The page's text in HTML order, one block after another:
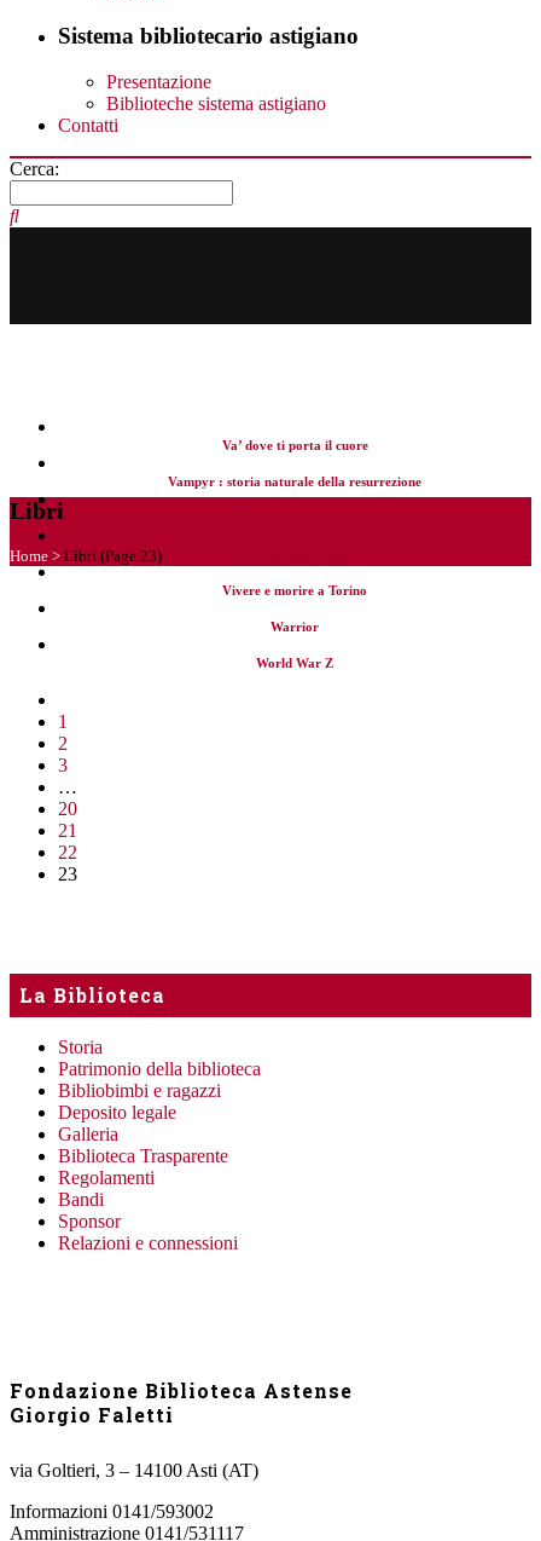
Sistema bibliotecario astigiano
Presentazione
Biblioteche sistema astigiano
Contatti
Cerca:
Libri
Home > Libri (Page 23)
Va’ dove ti porta il cuore
Vampyr : storia naturale della resurrezione
Vivere e morire a Torino
Warrior
World War Z
1
2
3
…
20
21
22
23
La Biblioteca
Storia
Patrimonio della biblioteca
Bibliobimbi e ragazzi
Deposito legale
Galleria
Biblioteca Trasparente
Regolamenti
Bandi
Sponsor
Relazioni e connessioni
Fondazione Biblioteca Astense
Giorgio Faletti
via Goltieri, 3 – 14100 Asti (AT)
Informazioni 0141/593002
Amministrazione 0141/531117